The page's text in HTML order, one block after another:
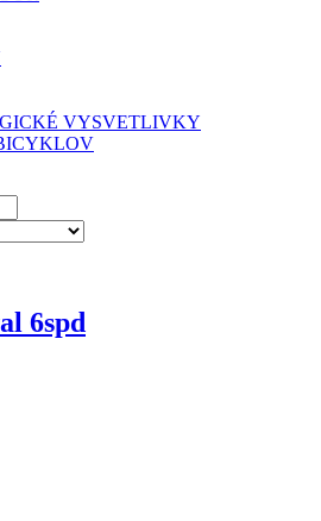
VYSVETLIVKY
6spd